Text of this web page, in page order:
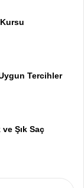
Tercihler
Şık Saç